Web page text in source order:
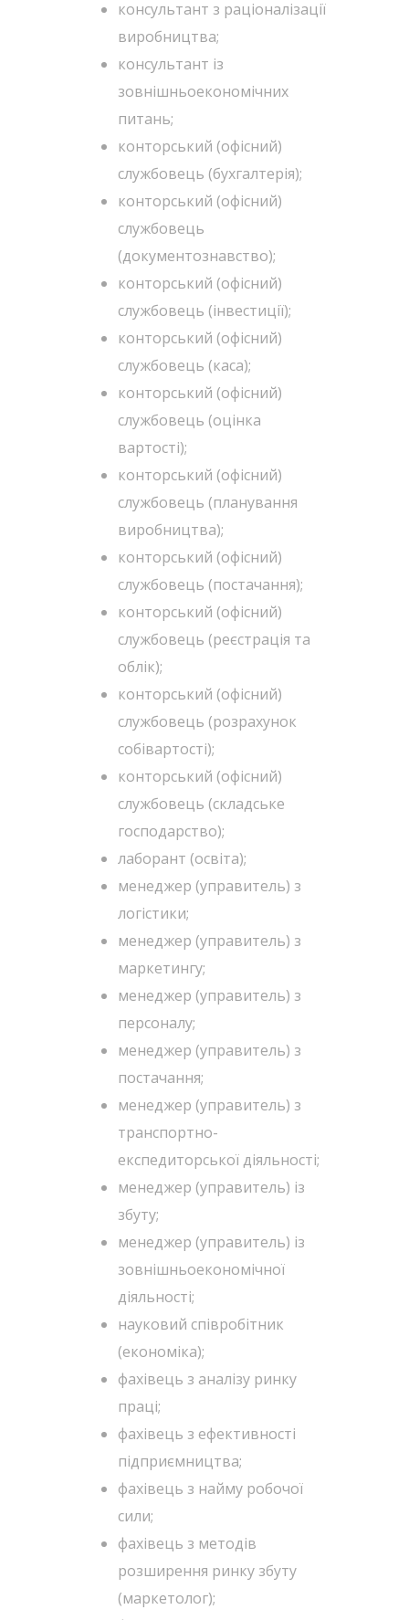
консультант з раціоналізації
виробництва;
консультант із
зовнішньоекономічних
питань;
конторський (офісний)
службовець (бухгалтерія);
конторський (офісний)
службовець
(документознавство);
конторський (офісний)
службовець (інвестиції);
конторський (офісний)
службовець (каса);
конторський (офісний)
службовець (оцінка
вартості);
конторський (офісний)
службовець (планування
виробництва);
конторський (офісний)
службовець (постачання);
конторський (офісний)
службовець (реєстрація та
облік);
конторський (офісний)
службовець (розрахунок
собівартості);
конторський (офісний)
службовець (складське
господарство);
лаборант (освіта);
менеджер (управитель) з
логістики;
менеджер (управитель) з
маркетингу;
менеджер (управитель) з
персоналу;
менеджер (управитель) з
постачання;
менеджер (управитель) з
транспортно-
експедиторської діяльності;
менеджер (управитель) із
збуту;
менеджер (управитель) із
зовнішньоекономічної
діяльності;
науковий співробітник
(економіка);
фахівець з аналізу ринку
праці;
фахівець з ефективності
підприємництва;
фахівець з найму робочої
сили;
фахівець з методів
розширення ринку збуту
(маркетолог);